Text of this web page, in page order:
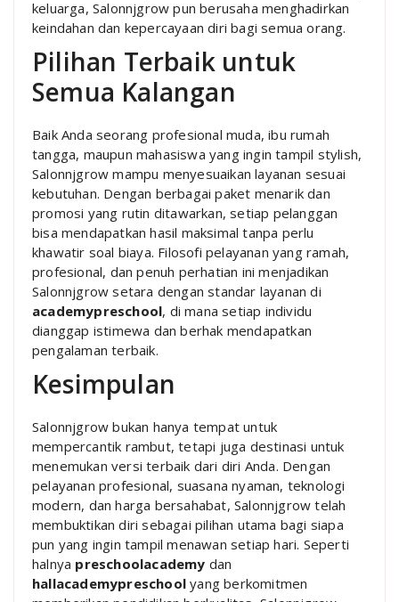
keluarga, Salonnjgrow pun berusaha menghadirkan
keindahan dan kepercayaan diri bagi semua orang.
Pilihan Terbaik untuk
Semua Kalangan
Baik Anda seorang profesional muda, ibu rumah
tangga, maupun mahasiswa yang ingin tampil stylish,
Salonnjgrow mampu menyesuaikan layanan sesuai
kebutuhan. Dengan berbagai paket menarik dan
promosi yang rutin ditawarkan, setiap pelanggan
bisa mendapatkan hasil maksimal tanpa perlu
khawatir soal biaya. Filosofi pelayanan yang ramah,
profesional, dan penuh perhatian ini menjadikan
Salonnjgrow setara dengan standar layanan di
academypreschool, di mana setiap individu
dianggap istimewa dan berhak mendapatkan
pengalaman terbaik.
Kesimpulan
Salonnjgrow bukan hanya tempat untuk
mempercantik rambut, tetapi juga destinasi untuk
menemukan versi terbaik dari diri Anda. Dengan
pelayanan profesional, suasana nyaman, teknologi
modern, dan harga bersahabat, Salonnjgrow telah
membuktikan diri sebagai pilihan utama bagi siapa
pun yang ingin tampil menawan setiap hari. Seperti
halnya preschoolacademy dan
hallacademypreschool yang berkomitmen